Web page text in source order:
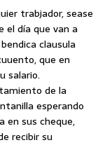
trabjador, sease
el día que van a
clausula
que en
salario.
de la
esperando
en sus cheque,
recibir su